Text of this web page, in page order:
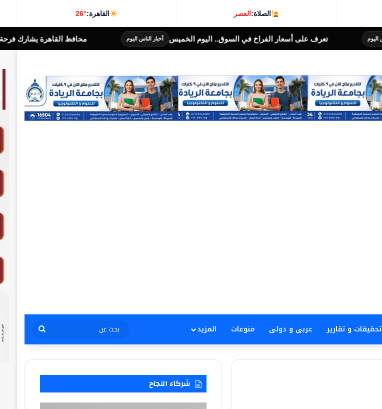
الصلاة:العصر القاهرة:26°
تعرف على أسعار الفراخ في السوق.. اليوم الخميس أخبار الناس اليوم محافظ القاهرة يشارك فرحة زفاف
تحقيقات و تقارير عربى و دولى منوعات المزيد
بحث
عن
شركاء النجاح